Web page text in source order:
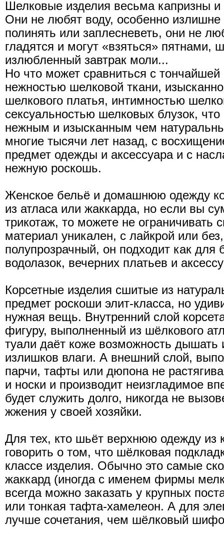
Шелковые изделия весьма капризны и
Они не любят воду, особенно излишне
полинять или заплесневеть, они не
гладятся и могут «взяться» пятнами,
излюбленный завтрак моли...
Но что может сравниться с
нежностью шелковой ткани,
шелкового платья, интимностью
сексуальностью шелковых блузок,
нежным и изысканным чем
многие тысячи лет назад, с
предмет одежды и аксессуара и с
нежную роскошь.
Женское бельё и домашнюю одежду
из атласа или жаккарда, но если вы
трикотаж, то можете не ограничивать
материал уникален, с лайкрой или
полупрозрачный, он подходит как для
водолазок, вечерних платьев и
Корсетные изделия сшитые из
предмет роскоши элит-класса, но
нужная вещь. Внутренний слой
фигуру, выполненный из шёлкового
туали даёт коже возможность дышать
излишков влаги. А внешний слой,
парчи, тафты или дюпона не
и носки и производит неизгладимое
будет служить долго, никогда не
жжения у своей хозяйки.
Для тех, кто шьёт верхнюю одежду из
говорить о том, что шёлковая
классе изделия. Обычно это самые
жаккард (иногда с именем фирмы
всегда можно заказать у крупных
или тонкая тафта-хамелеон. А для
лучше сочетания, чем шёлковый